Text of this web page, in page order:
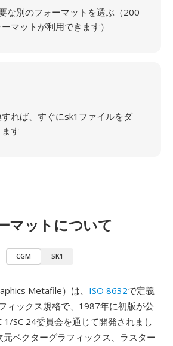
な別のフォーマットを選ぶ（200
マットが利用できます）
れば、すぐにsk1ファイルをダ
す
マットについて
CGM SK1
Metafile）は、 ISO 8632で定義
ィックス規格で、1987年に初版が公
1/SC 24委員会を通じて開発されまし
ベクターグラフィックス、ラスター